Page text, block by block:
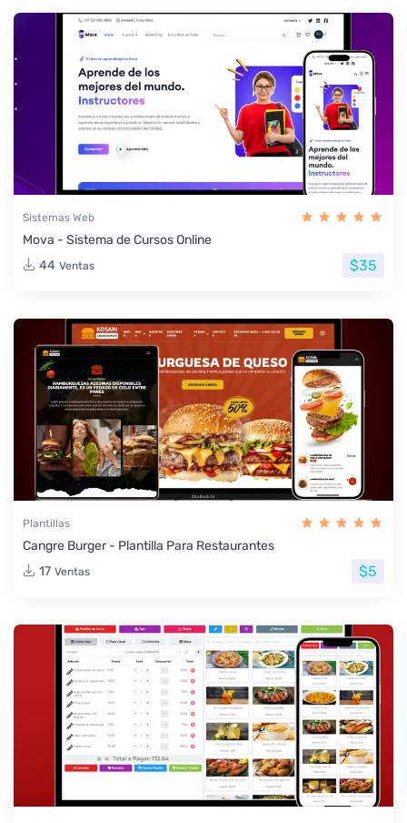
Sistemas Web
Mova - Sistema de Cursos Online
44 Ventas $35
Plantillas
Cangre Burger - Plantilla Para Restaurantes
17 Ventas $5